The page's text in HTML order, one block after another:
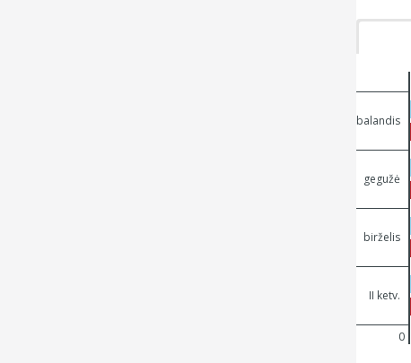
balandis
gegužė
birželis
II ketv.
0